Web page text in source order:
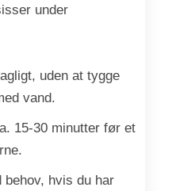
under
uden at tygge
vand.
15-30 minutter før et
behov, hvis du har